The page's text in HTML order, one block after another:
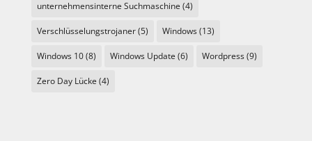
unternehmensinterne Suchmaschine (4)
Verschlüsselungstrojaner(5) Windows(13)
Windows 10(8) Windows Update (6) Wordpress(9)
Zero Day Lücke (4)